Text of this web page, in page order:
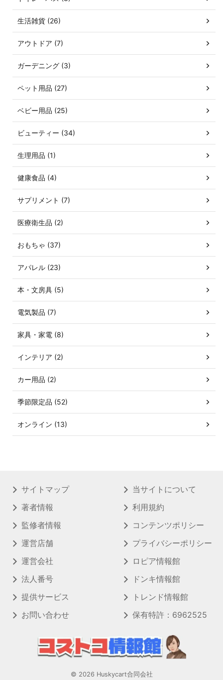
生活雑貨 (26)
アウトドア (7)
ガーデニング (3)
ペット用品 (27)
ベビー用品 (25)
ビューティー (34)
生理用品 (1)
健康食品 (4)
サプリメント (7)
医療衛生品 (2)
おもちゃ (37)
アパレル (23)
本・文房具 (5)
電気製品 (7)
家具・家電 (8)
インテリア (2)
カー用品 (2)
季節限定品 (52)
オンライン (13)
サイトマップ
著者情報
監修者情報
運営店舗
運営会社
法人番号
提供サービス
お問い合わせ
当サイトについて
利用規約
コンテンツポリシー
プライバシーポリシー
ロピア情報館
ドンキ情報館
トレンド情報館
保有特許：6962525
© 2026 Huskycart合同会社